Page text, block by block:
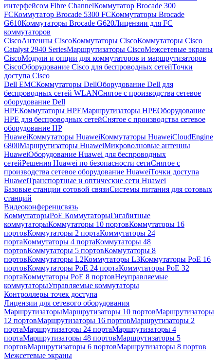
интерфейсом Fibre ChannelКоммутатор Brocade 300
FCКоммутатор Brocade 5300 FCКоммутаторы Brocade
G610Коммутаторы Brocade G620Лицензии для FC
коммутаторов
CiscoАнтенны CiscoКоммутаторы CiscoКоммутаторы Cisco
Catalyst 2940 SeriesМаршрутизаторы CiscoМежсетевые экраны
CiscoМодули и опции для коммутаторов и маршрутизаторов
CiscoОборудование Cisco для беспроводных сетейТочки
доступа Cisco
Dell EMCКоммутаторы DellОборудование Dell для
беспроводных сетей WLANСнятое с производства сетевое
оборудование Dell
HPEКоммутаторы HPEМаршрутизаторы HPEОборудование
HPE для беспроводных сетейСнятое с производства сетевое
оборудование HP
HuaweiКоммутаторы HuaweiКоммутаторы HuaweiCloudEngine
6800Маршрутизаторы HuaweiМикроволновые антенны
HuaweiОборудование Huawei для беспроводных
сетейРешения Huawei по безопасности сетиСнятое с
производства сетевое оборудование HuaweiТочки доступа
HuaweiТранспортные и оптические сети Huawei
Базовые станции сотовой связиСистемы питания для сотовых
станций
Видеоконференцсвязь
КоммутаторыPoE КоммутаторыГигабитные
коммутаторыКоммутаторы 10 портовКоммутаторы 16
портовКоммутаторы 2 портаКоммутаторы 24
портаКоммутаторы 4 портаКоммутаторы 48
портовКоммутаторы 5 портовКоммутаторы 8
портовКоммутаторы L2Коммутаторы L3Коммутаторы PoE 16
портовКоммутаторы PoE 24 портаКоммутаторы PoE 32
портаКоммутаторы PoE 8 портовНеуправляемые
коммутаторыУправляемые коммутаторы
Контроллеры точек доступа
Лицензии для сетевого оборудования
МаршрутизаторыМаршрутизаторы 10 портовМаршрутизаторы
12 портовМаршрутизаторы 16 портовМаршрутизаторы 2
портаМаршрутизаторы 24 портаМаршрутизаторы 4
портаМаршрутизаторы 48 портовМаршрутизаторы 5
портовМаршрутизаторы 6 портовМаршрутизаторы 8 портов
Межсетевые экраны